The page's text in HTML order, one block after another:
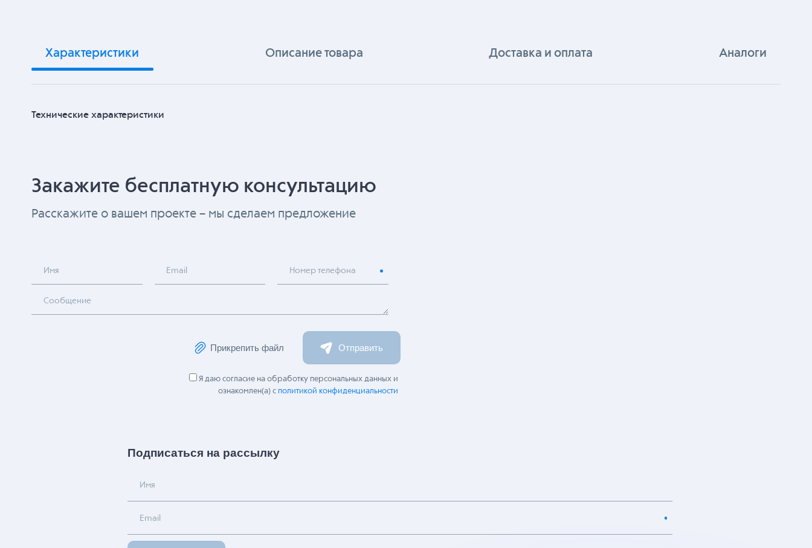
Характеристики Описание товара Доставка и оплата Аналоги
Технические характеристики
Закажите бесплатную консультацию
Расскажите о вашем проекте – мы сделаем предложение
Имя Email Номер телефона
Сообщение
Прикрепить файл Отправить
Я даю согласие на обработку персональных данных и
ознакомлен(а) с политикой конфиденциальности
Подписаться на рассылку
Имя
Email